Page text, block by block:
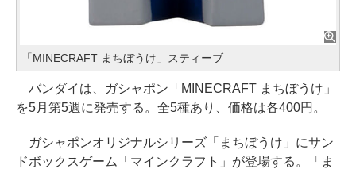
「MINECRAFT まちぼうけ」スティーブ
バンダイは、ガシャポン「MINECRAFT まちぼうけ」
を5月第5週に発売する。全5種あり、価格は各400円。
ガシャポンオリジナルシリーズ「まちぼうけ」にサン
ドボックスゲーム「マインクラフト」が登場する。「ま